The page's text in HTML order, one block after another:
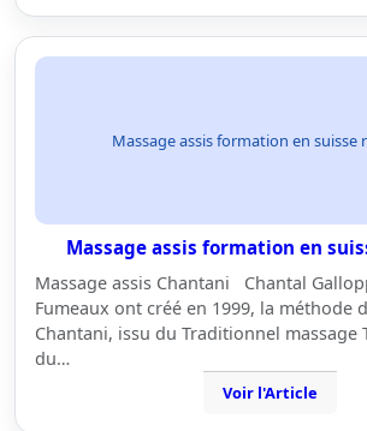
Massage assis formation en suisse
Massage assis formation en
Massage assis Chantani Chantal
Fumeaux ont créé en 1999, la méthode
Chantani, issu du Traditionnel massage
du…
Voir l'Article